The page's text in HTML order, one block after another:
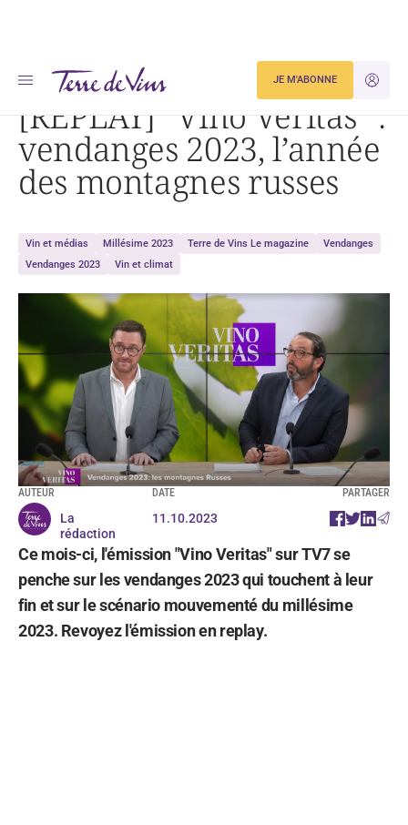
JE
JE M'ABONNE
Accueil
Actualités
[REPLAY] « Vino Veritas » : vendanges 2023, l’année des montagnes russes
[REPLAY] “Vino Veritas” :
vendanges 2023, l’année
des montagnes russes
Vin et médias Millésime 2023 Terre de Vins Le magazine
Vendanges
Vendanges 2023
Vin et climat
AUTEUR
La
rédaction
DATE
11.10.2023
PARTAGER
Ce mois-ci, l'émission "Vino Veritas" sur TV7 se
penche sur les vendanges 2023 qui touchent à leur
fin et sur le scénario mouvementé du millésime
2023. Revoyez l'émission en replay.